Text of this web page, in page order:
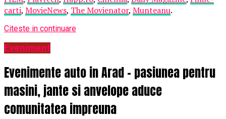
carti, MovieNews, The Movienator, Munteanu.
Citeste in continuare
Eveniment
Evenimente auto in Arad – pasiunea pentru
masini, jante si anvelope aduce
comunitatea impreuna